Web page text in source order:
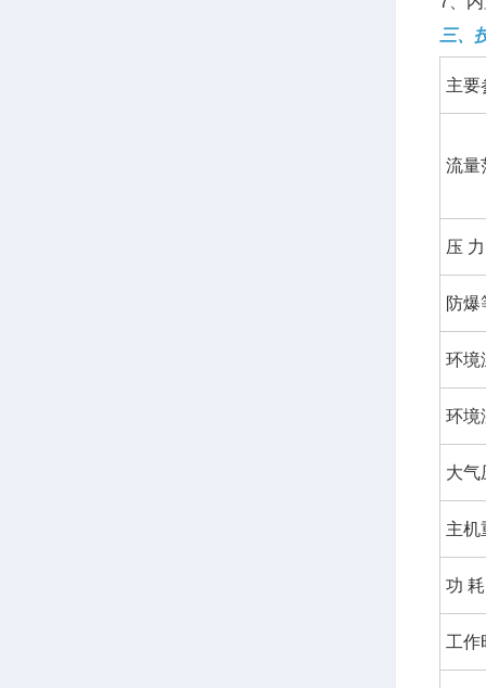
三、
主要
流量
压 力
防爆
环境
环境
大气
主机
功 耗
工作